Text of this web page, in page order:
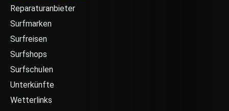
Reparaturanbieter
Surfmarken
Surfreisen
Surfshops
Surfschulen
Unterkünfte
Wetterlinks